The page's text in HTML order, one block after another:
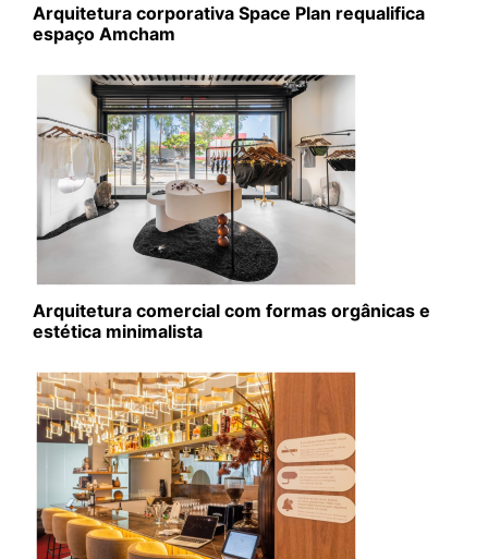
Arquitetura corporativa Space Plan requalifica
espaço Amcham
Arquitetura comercial com formas orgânicas e
estética minimalista